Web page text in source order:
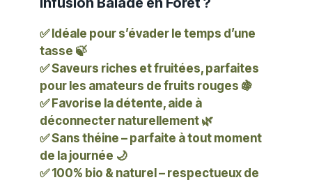
✅ Idéale pour s’évader le temps d’une
tasse 🍃
✅ Saveurs riches et fruitées, parfaites
pour les amateurs de fruits rouges 🍇
✅ Favorise la détente, aide à
déconnecter naturellement 🌿
✅ Sans théine – parfaite à tout moment
de la journée 🌙
✅ 100% bio & naturel – respectueux de